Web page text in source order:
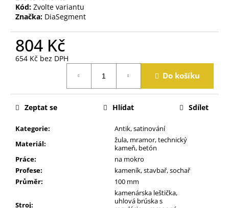
Kód: Zvolte variantu
Značka: DiaSegment
804 Kč
654 Kč bez DPH
Do košíku
Kategorie:
Antik, satinování
Materiál:
žula, mramor, technický
kameň, betón
Práce:
na mokro
Profese:
kameník, stavbař, sochař
Průměr: 100 mm
Stroj:
kamenárska leštička,
uhlová brúska s
Zeptat se Hlídat Sdílet
e